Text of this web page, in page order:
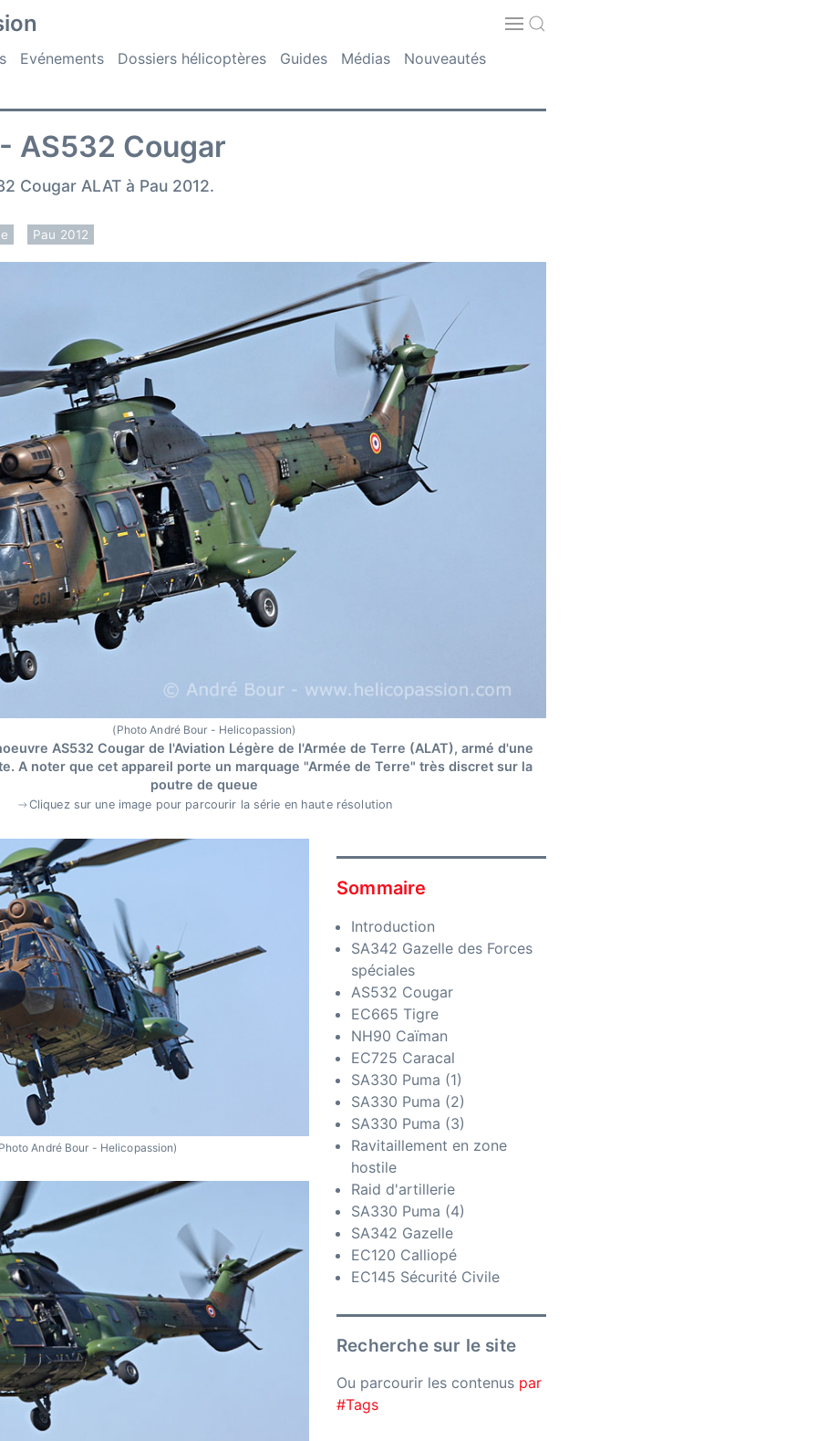
Evénements Dossiers hélicoptères Guides Médias Nouveautés
AS532 Cougar
Cougar ALAT à Pau 2012.
Pau 2012
(Photo André Bour - Helicopassion)
AS532 Cougar de l'Aviation Légère de l'Armée de Terre (ALAT), armé d'une
A noter que cet appareil porte un marquage "Armée de Terre" très discret sur la
poutre de queue
Cliquez sur une image pour parcourir la série en haute résolution
André Bour - Helicopassion)
Sommaire
Introduction
SA342 Gazelle des Forces
spéciales
AS532 Cougar
EC665 Tigre
NH90 Caïman
EC725 Caracal
SA330 Puma (1)
SA330 Puma (2)
SA330 Puma (3)
Ravitaillement en zone
hostile
Raid d'artillerie
SA330 Puma (4)
SA342 Gazelle
EC120 Calliopé
EC145 Sécurité Civile
Recherche sur le site
Ou parcourir les contenus par
#Tags